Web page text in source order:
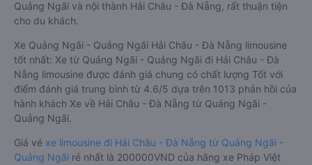
Quảng Ngãi và nội thành Hải Châu - Đà Nẵng, rất thuận tiện
cho du khách.
Xe Quảng Ngãi - Quảng Ngãi Hải Châu - Đà Nẵng limousine
tốt nhất: Xe từ Quảng Ngãi - Quảng Ngãi đi Hải Châu - Đà
Nẵng limousine được đánh giá chung có chất lượng Tốt với
điểm đánh giá trung bình từ 4.6/5 dựa trên 1013 phản hồi của
hành khách Xe về Hải Châu - Đà Nẵng từ Quảng Ngãi -
Quảng Ngãi.
Giá vé xe limousine đi Hải Châu - Đà Nẵng từ Quảng Ngãi -
Quảng Ngãi rẻ nhất là 200000VND của hãng xe Pháp Việt